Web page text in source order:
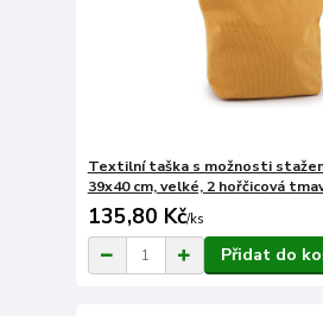
Textilní taška s možnosti
39x40 cm, velké, 2 hořčicová
135,80 Kč/ks
Přidat do